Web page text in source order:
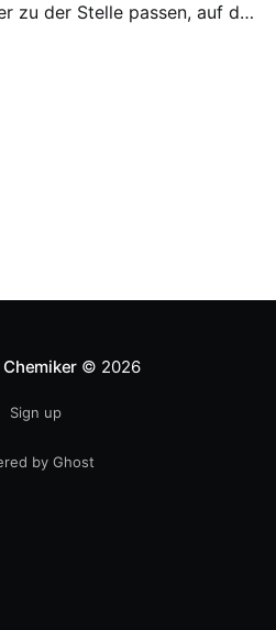
zu der Stelle passen, auf die
mich einzuladen,
© 2026
Sign up
by Ghost